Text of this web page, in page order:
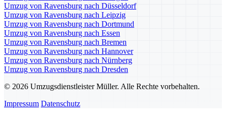
Umzug von Ravensburg nach Düsseldorf
Umzug von Ravensburg nach Leipzig
Umzug von Ravensburg nach Dortmund
Umzug von Ravensburg nach Essen
Umzug von Ravensburg nach Bremen
Umzug von Ravensburg nach Hannover
Umzug von Ravensburg nach Nürnberg
Umzug von Ravensburg nach Dresden
© 2026 Umzugsdienstleister Müller. Alle Rechte vorbehalten.
Impressum Datenschutz